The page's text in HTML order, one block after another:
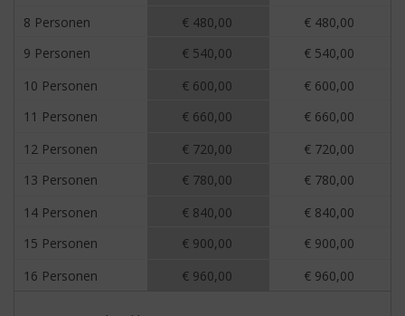
8 Personen
9 Personen
10 Personen
11 Personen
12 Personen
13 Personen
14 Personen
15 Personen
16 Personen
€ 480,00
€ 540,00
€ 600,00
€ 660,00
€ 720,00
€ 780,00
€ 840,00
€ 900,00
€ 960,00
€ 480,00
€ 540,00
€ 600,00
€ 660,00
€ 720,00
€ 780,00
€ 840,00
€ 900,00
€ 960,00